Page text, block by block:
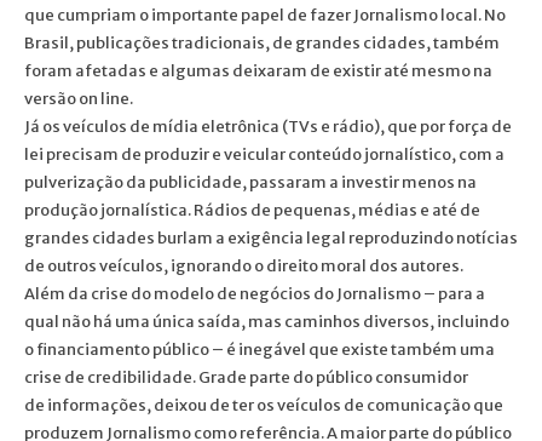
que cumpriam o importante papel de fazer Jornalismo local. No
Brasil, publicações tradicionais, de grandes cidades, também
foram afetadas e algumas deixaram de existir até mesmo na
versão on line.
Já os veículos de mídia eletrônica (TVs e rádio), que por força de
lei precisam de produzir e veicular conteúdo jornalístico, com a
pulverização da publicidade, passaram a investir menos na
produção jornalística. Rádios de pequenas, médias e até de
grandes cidades burlam a exigência legal reproduzindo notícias
de outros veículos, ignorando o direito moral dos autores.
Além da crise do modelo de negócios do Jornalismo – para a
qual não há uma única saída, mas caminhos diversos, incluindo
o financiamento público – é inegável que existe também uma
crise de credibilidade. Grade parte do público consumidor
de informações, deixou de ter os veículos de comunicação que
produzem Jornalismo como referência. A maior parte do público